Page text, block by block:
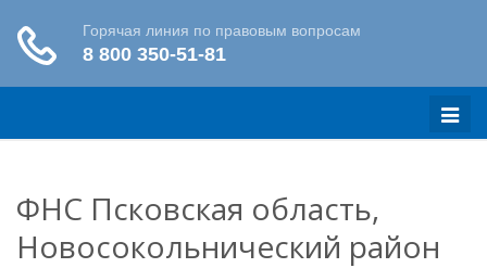
Меню
ФНС Псковская область,
Новосокольнический район